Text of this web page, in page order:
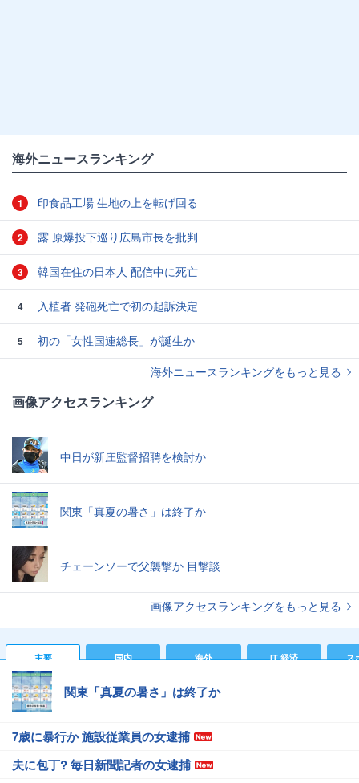
海外ニュースランキング
1 印食品工場 生地の上を転げ回る
2 露 原爆投下巡り広島市長を批判
3 韓国在住の日本人 配信中に死亡
4 入植者 発砲死亡で初の起訴決定
5
初の「女性国連総長」が誕生か
海外ニュースランキングをもっと見る
画像アクセスランキング
中日が新庄監督招聘を検討か
関東「真夏の暑さ」は終了か
チェーンソーで父襲撃か 目撃談
画像アクセスランキングをもっと見る
主要 国内 海外 IT 経済 ス
関東「真夏の暑さ」は終了か
7歳に暴行か 施設従業員の女逮捕
夫に包丁? 毎日新聞記者の女逮捕